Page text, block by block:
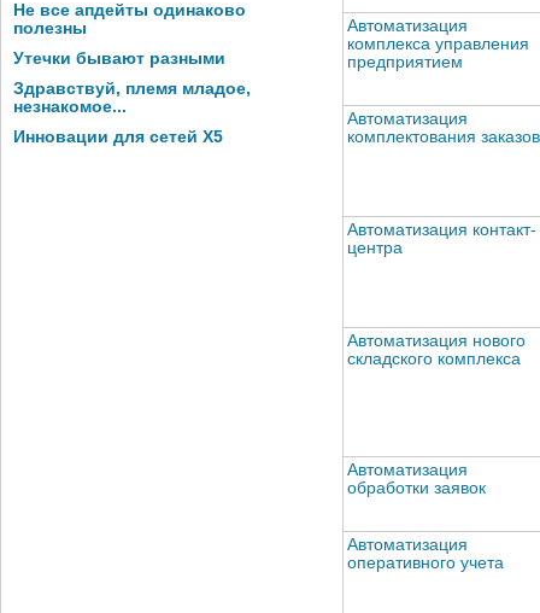
Не все апдейты одинаково
полезны
Утечки бывают разными
Здравствуй, племя младое,
незнакомое...
Инновации для сетей X5
Автоматизация
комплекса управления
предприятием
Автоматизация
комплектования заказов
Автоматизация контакт-
центра
Автоматизация нового
складского комплекса
Автоматизация
обработки заявок
Автоматизация
оперативного учета